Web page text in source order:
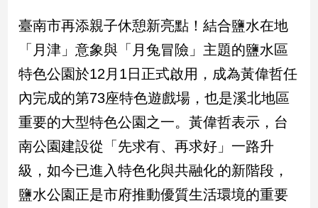
政
治
政
治
焦
觀
點
民
調
臺南市再添親子休憩新亮點！結合鹽水在地
「月津」意象與「月兔冒險」主題的鹽水區
特色公園於12月1日正式啟用，成為黃偉哲任
內完成的第73座特色遊戲場，也是溪北地區
重要的大型特色公園之一。黃偉哲表示，台
南公園建設從「先求有、再求好」一路升
級，如今已進入特色化與共融化的新階段，
鹽水公園正是市府推動優質生活環境的重要